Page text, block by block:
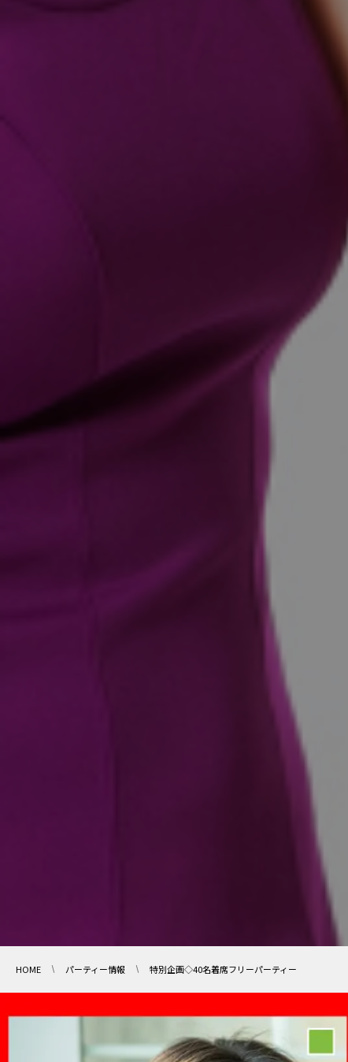
HOME パーティー情報 特別企画◇40名着席フリーパーティー